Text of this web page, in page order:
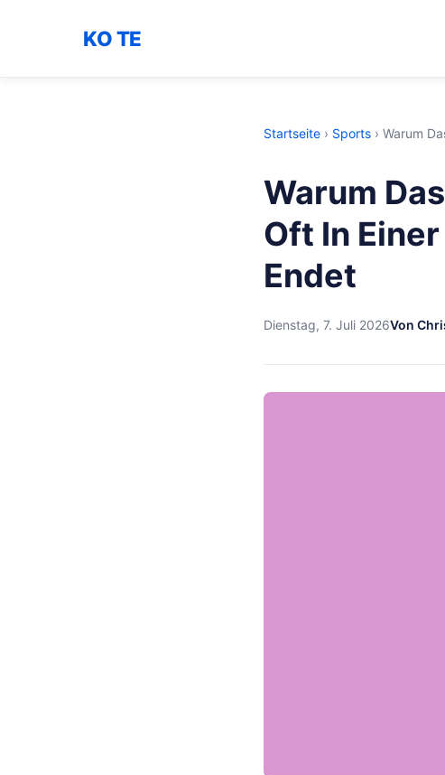
KO TE
Startseite › Sports › Warum
Warum
Oft In
Endet
Dienstag, 7. Juli 2026Von